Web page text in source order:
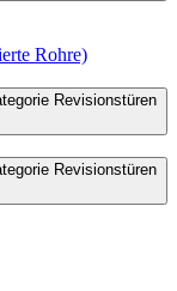
Rohre)
Revisionstüren
Revisionstüren